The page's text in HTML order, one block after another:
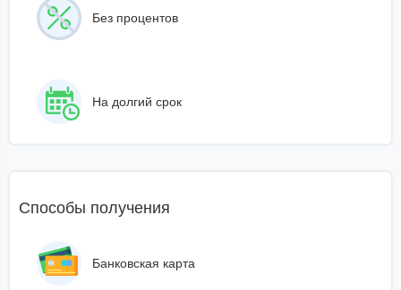
Без процентов
На долгий срок
Способы получения
Банковская карта